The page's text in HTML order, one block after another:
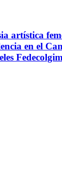
artística
en el